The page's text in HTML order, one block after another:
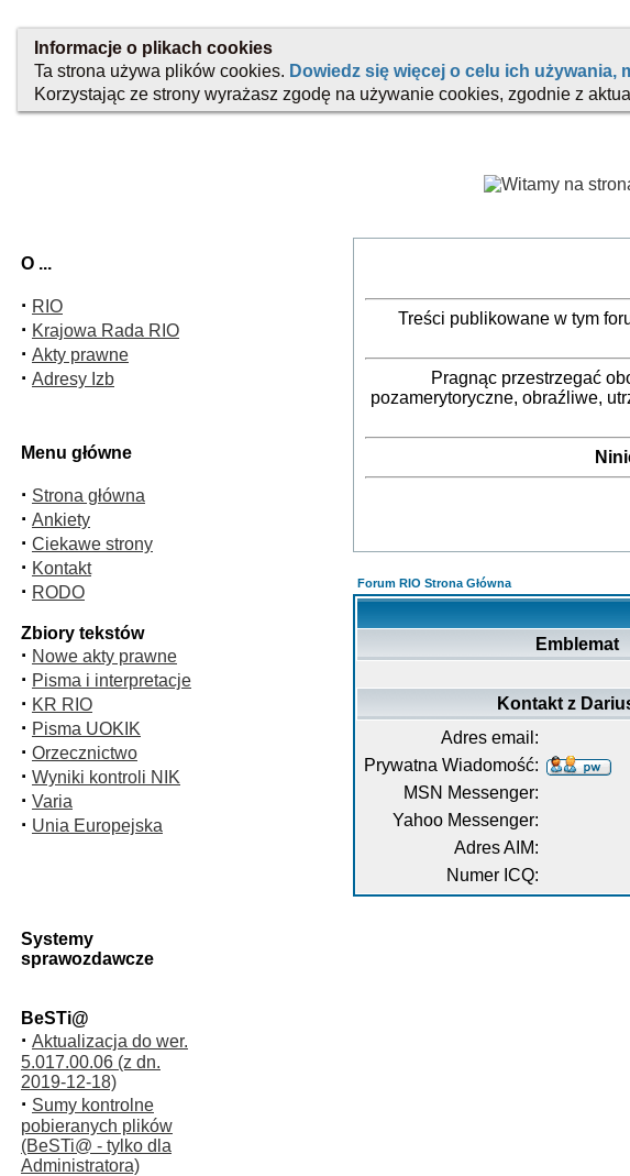
O ...
· RIO
· Krajowa Rada RIO
· Akty prawne
· Adresy Izb
Menu główne
· Strona główna
· Ankiety
· Ciekawe strony
· Kontakt
· RODO
Zbiory tekstów
· Nowe akty prawne
· Pisma i interpretacje
· KR RIO
· Pisma UOKIK
· Orzecznictwo
· Wyniki kontroli NIK
· Varia
· Unia Europejska
Systemy
sprawozdawcze
BeSTi@
· Aktualizacja do wer.
5.017.00.06 (z dn.
2019-12-18)
· Sumy kontrolne
pobieranych plików
(BeSTi@ - tylko dla
Administratora)
Treści publikowane w tym
Pragnąc przestrzegać
pozamerytoryczne, obraźliwe,
Forum RIO Strona Główna
Emblemat
Kontakt z
Adres email:
Prywatna Wiadomość:
MSN Messenger:
Yahoo Messenger:
Adres AIM:
Numer ICQ: